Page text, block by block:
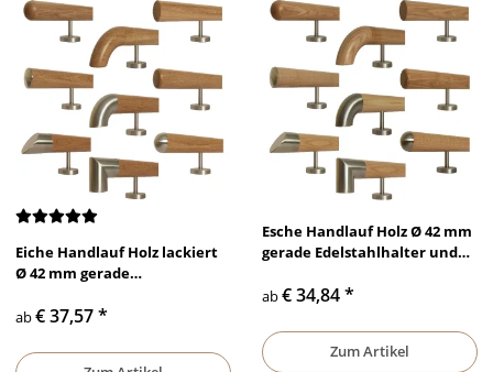
Eiche Handlauf Holz lackiert
Ø 42 mm gerade
ab€ 37,57*
Esche Handlauf Holz Ø 42 mm
gerade Edelstahlhalter und
ab€ 34,84*
Zum Artikel